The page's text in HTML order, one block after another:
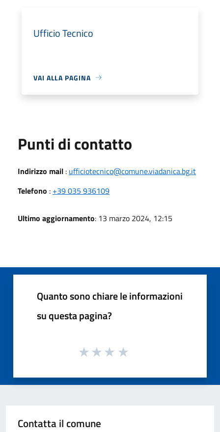
Ufficio Tecnico
VAI ALLA PAGINA
Punti di contatto
Indirizzo mail : ufficiotecnico@comune.viadanica.bg.it
Telefono : +39 035 936109
Ultimo aggiornamento: 13 marzo 2024, 12:15
Quanto sono chiare le informazioni
su questa pagina?
Contatta il comune